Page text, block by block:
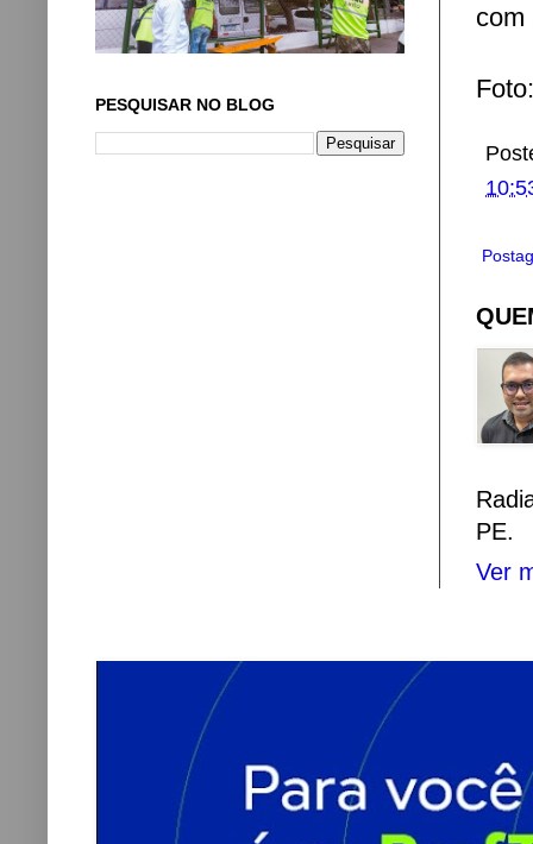
com
PE.
Ver
PESQUISAR NO BLOG